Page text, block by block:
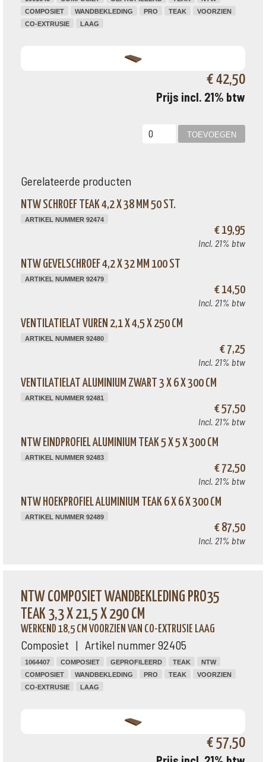
COMPOSIET
WANDBEKLEDING PRO TEAK
VOORZIEN
CO-EXTRUSIE
LAAG
€ 42,50
Prijs incl. 21% btw
Gerelateerde producten
NTW SCHROEF TEAK 4,2 X 38 MM 50 ST.
ARTIKEL NUMMER 92474
€ 19,95
Incl. 21% btw
NTW GEVELSCHROEF 4,2 X 32 MM 100 ST
ARTIKEL NUMMER 92479
€ 14,50
Incl. 21% btw
VENTILATIELAT VUREN 2,1 X 4,5 X 250 CM
ARTIKEL NUMMER 92480
€ 7,25
Incl. 21% btw
VENTILATIELAT ALUMINIUM ZWART 3 X 6 X 300 CM
ARTIKEL NUMMER 92481
€ 57,50
Incl. 21% btw
NTW EINDPROFIEL ALUMINIUM TEAK 5 X 5 X 300 CM
ARTIKEL NUMMER 92483
€ 72,50
Incl. 21% btw
NTW HOEKPROFIEL ALUMINIUM TEAK 6 X 6 X 300 CM
ARTIKEL NUMMER 92489
€ 87,50
Incl. 21% btw
NTW COMPOSIET WANDBEKLEDING PRO35
TEAK 3,3 X 21,5 X 290 CM
WERKEND 18,5 CM VOORZIEN VAN CO-EXTRUSIE LAAG
Composiet | Artikel nummer 92405
1064407 COMPOSIET GEPROFILEERD TEAK
NTW
COMPOSIET
WANDBEKLEDING PRO TEAK
VOORZIEN
CO-EXTRUSIE
LAAG
€ 57,50